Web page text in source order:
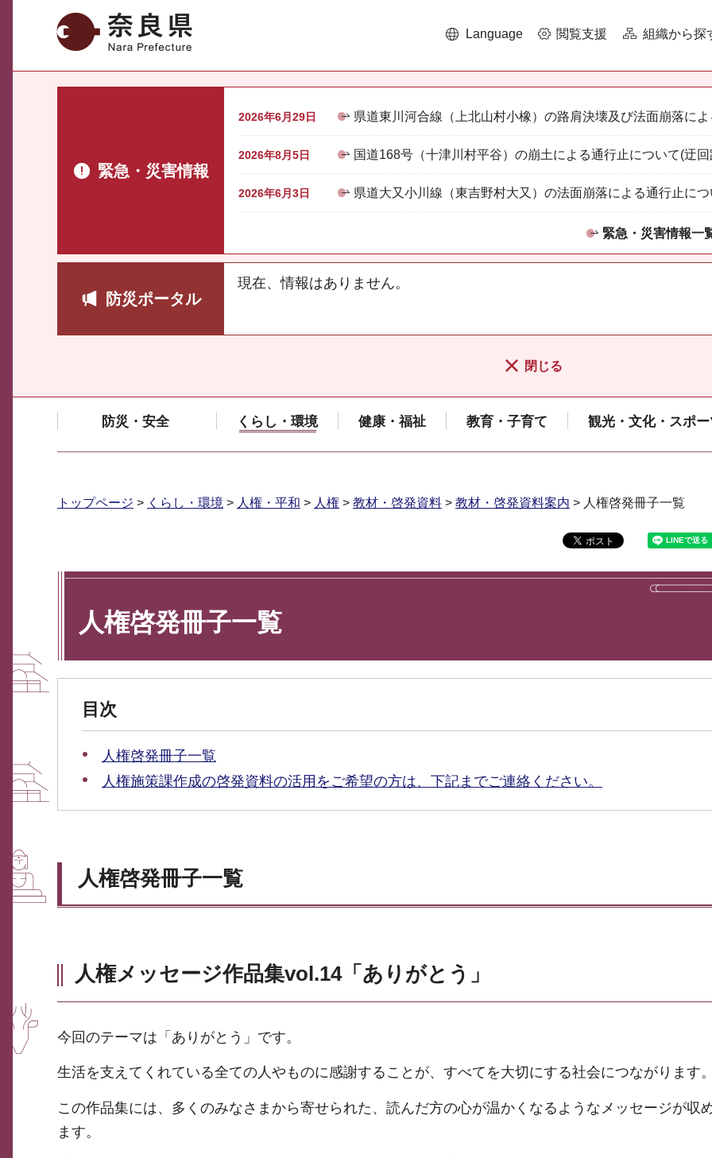
奈良県 Language 閲覧支援 組織から探
緊急・災害情報
2026年6月29日 県道東川河合線（上北山村小橡）の路肩決壊及び法面崩落に
2026年8月5日 国道168号（十津川村平谷）の崩土による通行止について(迂
2026年6月3日 県道大又小川線（東吉野村大又）の法面崩落による通行止につ
緊急・災害情報一
防災ポータル
現在、情報はありません。
閉じる
防災・安全 くらし・環境 健康・福祉 教育・子育て 観光・文化・スポー
トップページ > くらし・環境 > 人権・平和 > 人権 > 教材・啓発資料 > 教材・啓発資料案内 > 人権啓発冊子一覧
人権啓発冊子一覧
目次
人権啓発冊子一覧
人権施策課作成の啓発資料の活用をご希望の方は、下記までご連絡ください。
人権啓発冊子一覧
人権メッセージ作品集vol.14「ありがとう」
今回のテーマは「ありがとう」です。
生活を支えてくれている全ての人やものに感謝することが、すべてを大切にする社会につながります。
この作品集には、多くのみなさまから寄せられた、読んだ方の心が温かくなるようなメッセージが収
ます。